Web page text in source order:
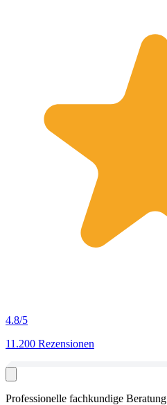
4.8/5
11.200 Rezensionen
Professionelle fachkundige Beratung